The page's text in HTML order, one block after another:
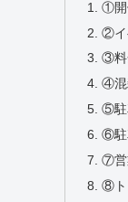
①開
②イ
③料
④混
⑤駐
⑥駐
⑦営
⑧ト